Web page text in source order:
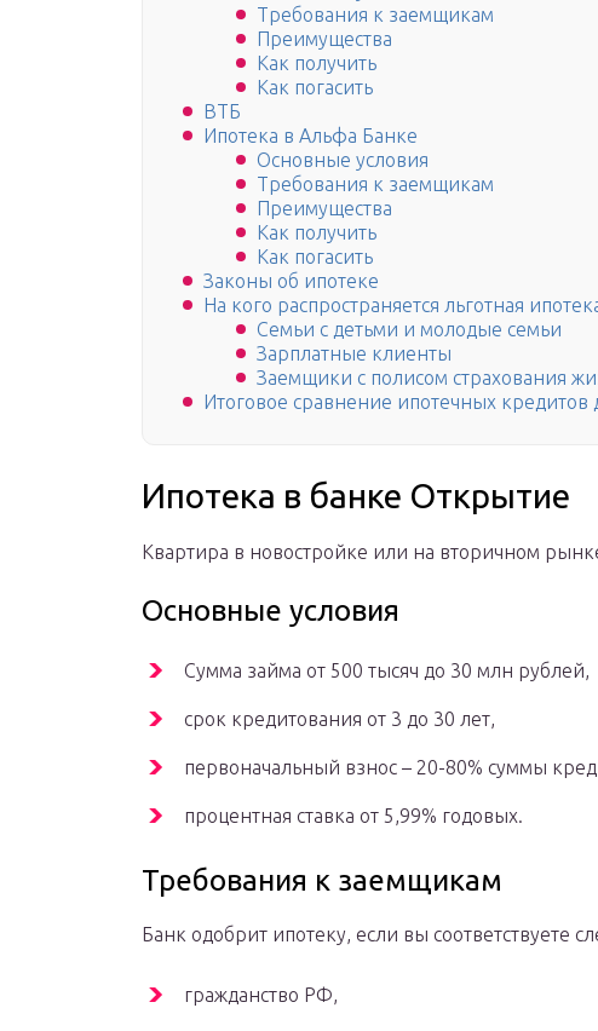
Требования к заемщикам
Преимущества
Как получить
Как погасить
ВТБ
Ипотека в Альфа Банке
Основные условия
Требования к заемщикам
Преимущества
Как получить
Как погасить
Законы об ипотеке
На кого распространяется льготная
Семьи с детьми и молодые семьи
Зарплатные клиенты
Заемщики с полисом страхования
Итоговое сравнение ипотечных кредитов
Ипотека в банке Открытие
Квартира в новостройке или на вторичном
Основные условия
Сумма займа от 500 тысяч до 30 млн рублей,
срок кредитования от 3 до 30 лет,
первоначальный взнос – 20-80% суммы
процентная ставка от 5,99% годовых.
Требования к заемщикам
Банк одобрит ипотеку, если вы соответствуете
гражданство РФ,